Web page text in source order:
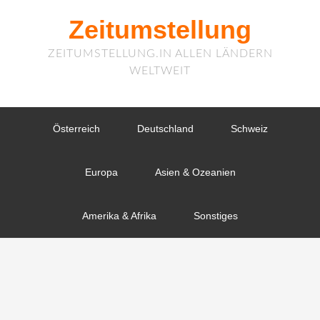
Zeitumstellung
ZEITUMSTELLUNG.IN ALLEN LÄNDERN
WELTWEIT
Österreich Deutschland Schweiz
Europa Asien & Ozeanien
Amerika & Afrika Sonstiges